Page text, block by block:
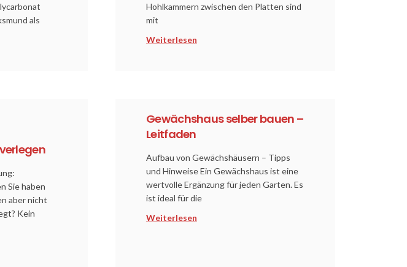
als
Hohlkammern zwischen den Platten sind
mit
Weiterlesen
Sie haben
aber nicht
Kein
Gewächshaus selber bauen –
Leitfaden
Aufbau von Gewächshäusern – Tipps
und Hinweise Ein Gewächshaus ist eine
wertvolle Ergänzung für jeden Garten. Es
ist ideal für die
Weiterlesen